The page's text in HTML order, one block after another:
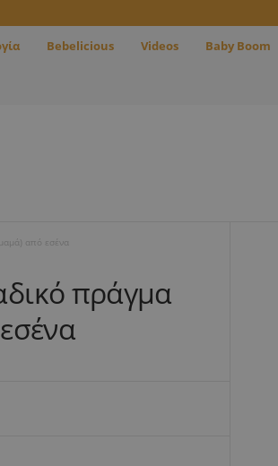
Bebelicious Videos Baby Boom
από εσένα
πράγμα